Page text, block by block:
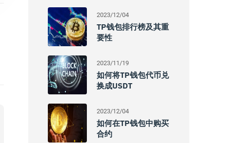
2023/12/04
TP钱包排行榜及其重
要性
2023/11/19
如何将TP钱包代币兑
换成USDT
2023/12/04
如何在TP钱包中购买
合约